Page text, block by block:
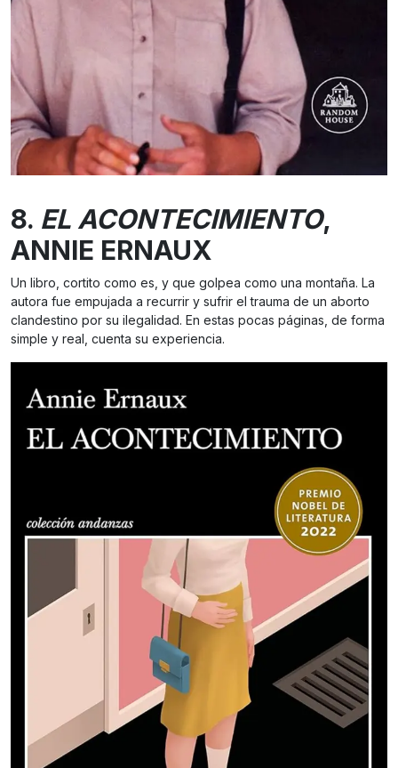
8. EL ACONTECIMIENTO,
ANNIE ERNAUX
Un libro, cortito como es, y que golpea como una montaña. La
autora fue empujada a recurrir y sufrir el trauma de un aborto
clandestino por su ilegalidad. En estas pocas páginas, de forma
simple y real, cuenta su experiencia.